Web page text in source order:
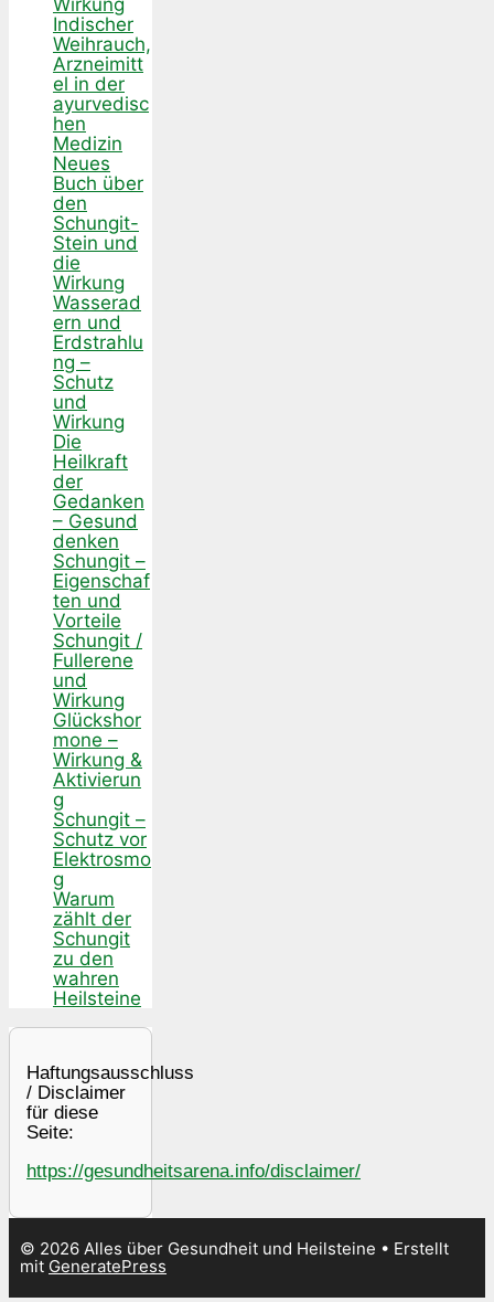
Wirkung
Indischer
Weihrauch,
Arzneimitt
el in der
ayurvedisc
hen
Medizin
Neues
Buch über
den
Schungit-
Stein und
die
Wirkung
Wasserad
ern und
Erdstrahlu
ng –
Schutz
und
Wirkung
Die
Heilkraft
der
Gedanken
– Gesund
denken
Schungit –
Eigenschaf
ten und
Vorteile
Schungit /
Fullerene
und
Wirkung
Glückshor
mone –
Wirkung &
Aktivierun
g
Schungit –
Schutz vor
Elektrosmo
g
Warum
zählt der
Schungit
zu den
wahren
Heilsteine
Haftungsausschluss
/ Disclaimer
für diese
Seite:
https://gesundheitsarena.info/disclaimer/
© 2026 Alles über Gesundheit und Heilsteine • Erstellt
mit GeneratePress